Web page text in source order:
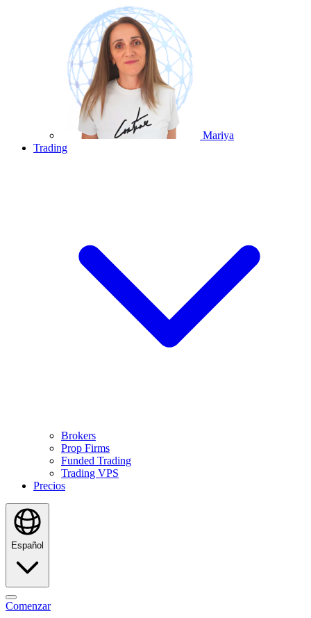
Mariya
Trading
Brokers
Prop Firms
Funded Trading
Trading VPS
Precios
Español
Comenzar